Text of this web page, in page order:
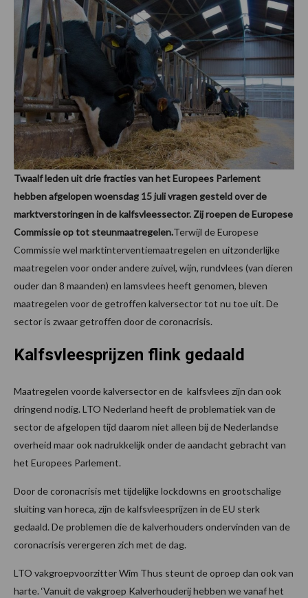
Twaalf leden uit drie fracties van het Europees Parlement
hebben afgelopen woensdag 15 juli vragen gesteld over de
marktverstoringen in de kalfsvleessector. Zij roepen de Europese
Commissie op tot steunmaatregelen.Terwijl de Europese
Commissie wel marktinterventiemaatregelen en uitzonderlijke
maatregelen voor onder andere zuivel, wijn, rundvlees (van dieren
ouder dan 8 maanden) en lamsvlees heeft genomen, bleven
maatregelen voor de getroffen kalversector tot nu toe uit. De
sector is zwaar getroffen door de coronacrisis.
Kalfsvleesprijzen flink gedaald
Maatregelen voorde kalversector en de kalfsvlees zijn dan ook
dringend nodig. LTO Nederland heeft de problematiek van de
sector de afgelopen tijd daarom niet alleen bij de Nederlandse
overheid maar ook nadrukkelijk onder de aandacht gebracht van
het Europees Parlement.
Door de coronacrisis met tijdelijke lockdowns en grootschalige
sluiting van horeca, zijn de kalfsvleesprijzen in de EU sterk
gedaald. De problemen die de kalverhouders ondervinden van de
coronacrisis verergeren zich met de dag.
LTO vakgroepvoorzitter Wim Thus steunt de oproep dan ook van
harte. ‘Vanuit de vakgroep Kalverhouderij hebben we vanaf het